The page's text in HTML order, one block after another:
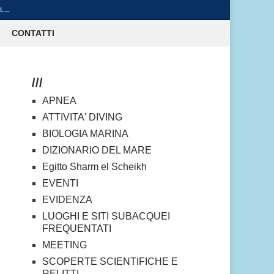
CONTATTI
///
APNEA
ATTIVITA' DIVING
BIOLOGIA MARINA
DIZIONARIO DEL MARE
Egitto Sharm el Scheikh
EVENTI
EVIDENZA
LUOGHI E SITI SUBACQUEI
FREQUENTATI
MEETING
SCOPERTE SCIENTIFICHE E